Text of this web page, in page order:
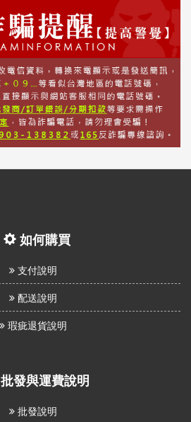
如何購買
支付說明
配送說明
瑕疵退貨說明
批發與運費說明
批發說明